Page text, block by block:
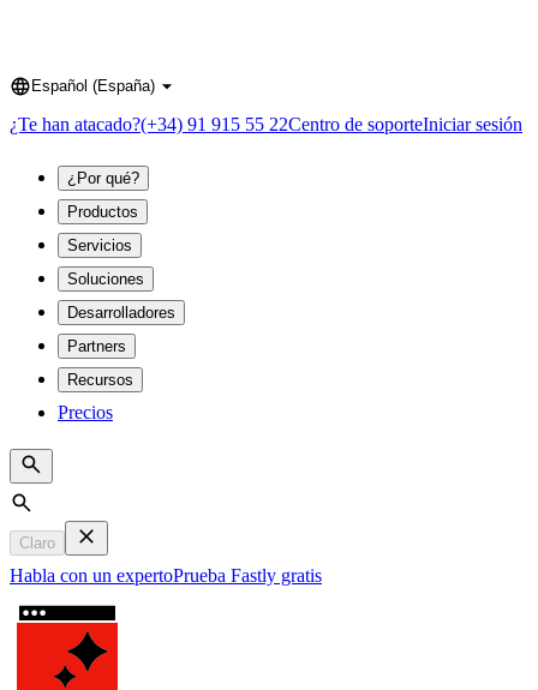
Language
Español (España)
¿Te han atacado?(+34) 91 915 55 22Centro de soporteIniciar sesión
¿Por qué?
Productos
Servicios
Soluciones
Desarrolladores
Partners
Recursos
Precios
Search
Claro
Habla con un expertoPrueba Fastly gratis